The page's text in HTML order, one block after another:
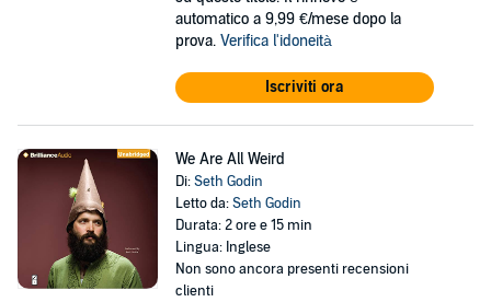
automatico a 9,99 €/mese dopo la
prova. Verifica l'idoneità
Iscriviti ora
We Are All Weird
Di:Seth Godin
Letto da:Seth Godin
Durata: 2 ore e 15 min
Lingua: Inglese
Non sono ancora presenti recensioni
clienti